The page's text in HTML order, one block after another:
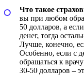
Что такое
вы при любом
50 долларов, а
денег, тогда
Лучше, конечно,
Особенно, если с
обращаться к
30-50 долларов –